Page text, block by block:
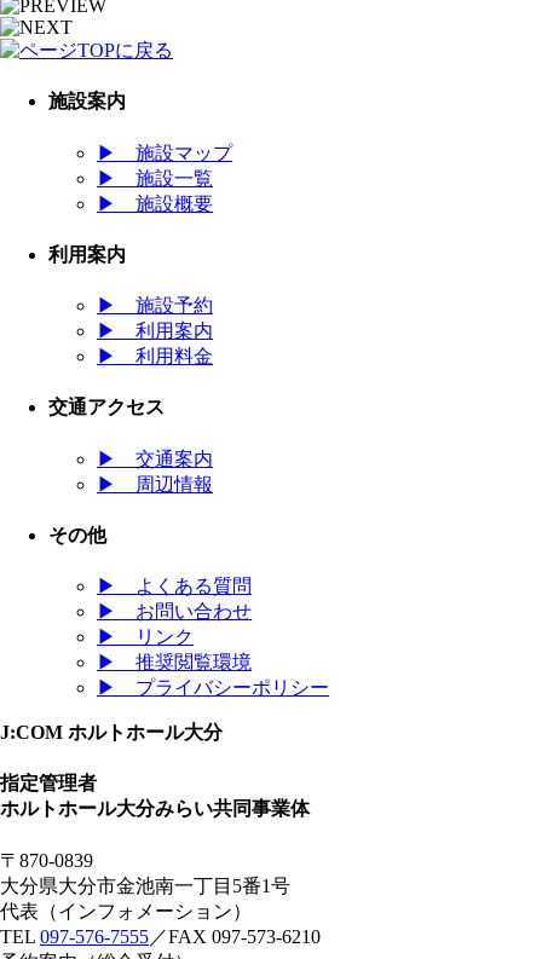
施設案内
▶ 施設マップ
▶ 施設一覧
▶ 施設概要
利用案内
▶ 施設予約
▶ 利用案内
▶ 利用料金
交通アクセス
▶ 交通案内
▶
周辺情報
その他
▶
よくある質問
▶ お問い合わせ
▶
リンク
▶ 推奨閲覧環境
▶ プライバシーポリシー
J:COM ホルトホール大分
指定管理者
ホルトホール大分みらい共同事業体
〒870-0839
大分県大分市金池南一丁目5番1号
代表（インフォメーション）
TEL 097-576-7555／FAX 097-573-6210